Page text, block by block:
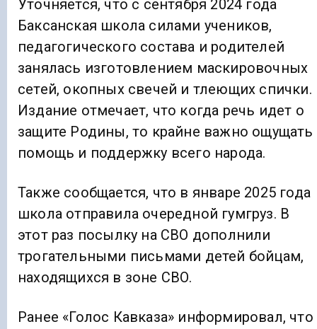
Уточняется, что с сентября 2024 года
Баксанская школа силами учеников,
педагогического состава и родителей
занялась изготовлением маскировочных
сетей, окопных свечей и тлеющих спички.
Издание отмечает, что когда речь идет о
защите Родины, то крайне важно ощущать
помощь и поддержку всего народа.
Также сообщается, что в январе 2025 года
школа отправила очередной гумгруз. В
этот раз посылку на СВО дополнили
трогательными письмами детей бойцам,
находящихся в зоне СВО.
Ранее «Голос Кавказа» информировал, что